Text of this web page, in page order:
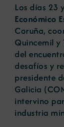
Los días 23
Económico
Coruña,
Quincemil y
del
desafíos y
presidente
Galicia
intervino
industria